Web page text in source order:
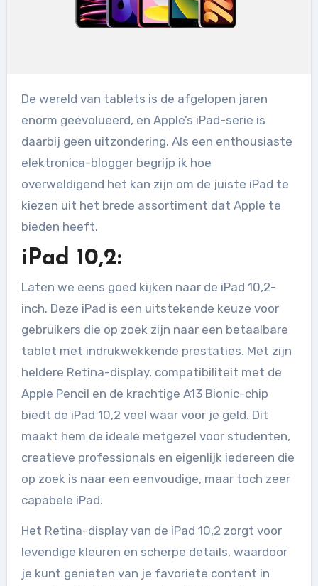
De wereld van tablets is de afgelopen jaren
enorm geëvolueerd, en Apple’s iPad-serie is
daarbij geen uitzondering. Als een enthousiaste
elektronica-blogger begrijp ik hoe
overweldigend het kan zijn om de juiste iPad te
kiezen uit het brede assortiment dat Apple te
bieden heeft.
iPad 10,2:
Laten we eens goed kijken naar de iPad 10,2-
inch. Deze iPad is een uitstekende keuze voor
gebruikers die op zoek zijn naar een betaalbare
tablet met indrukwekkende prestaties. Met zijn
heldere Retina-display, compatibiliteit met de
Apple Pencil en de krachtige A13 Bionic-chip
biedt de iPad 10,2 veel waar voor je geld. Dit
maakt hem de ideale metgezel voor studenten,
creatieve professionals en eigenlijk iedereen die
op zoek is naar een eenvoudige, maar toch zeer
capabele iPad.
Het Retina-display van de iPad 10,2 zorgt voor
levendige kleuren en scherpe details, waardoor
je kunt genieten van je favoriete content in